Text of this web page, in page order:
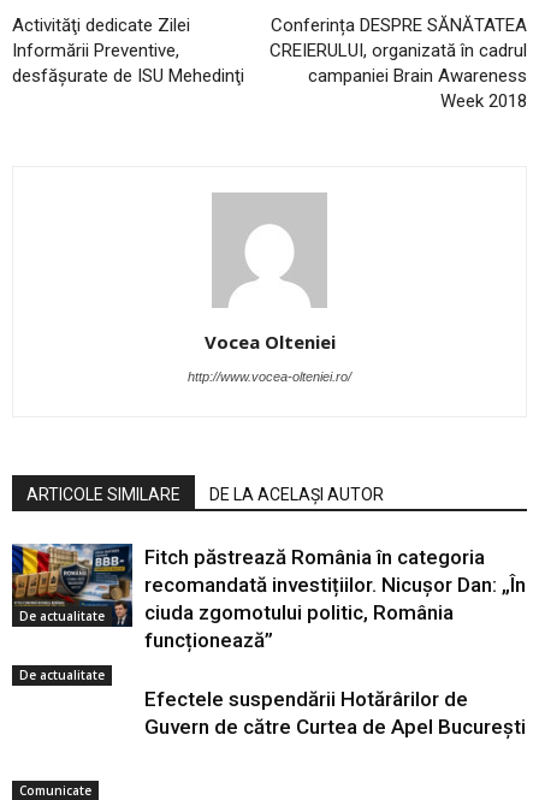
Activităţi dedicate Zilei
Informării Preventive,
desfășurate de ISU Mehedinţi
Conferința DESPRE SĂNĂTATEA
CREIERULUI, organizată în cadrul
campaniei Brain Awareness
Week 2018
Vocea Olteniei
http://www.vocea-olteniei.ro/
ARTICOLE SIMILARE DE LA ACELAȘI AUTOR
De actualitate
Fitch păstrează România în categoria
recomandată investițiilor. Nicușor Dan: „În
ciuda zgomotului politic, România
funcționează”
De actualitate
Efectele suspendării Hotărârilor de
Guvern de către Curtea de Apel București
Comunicate